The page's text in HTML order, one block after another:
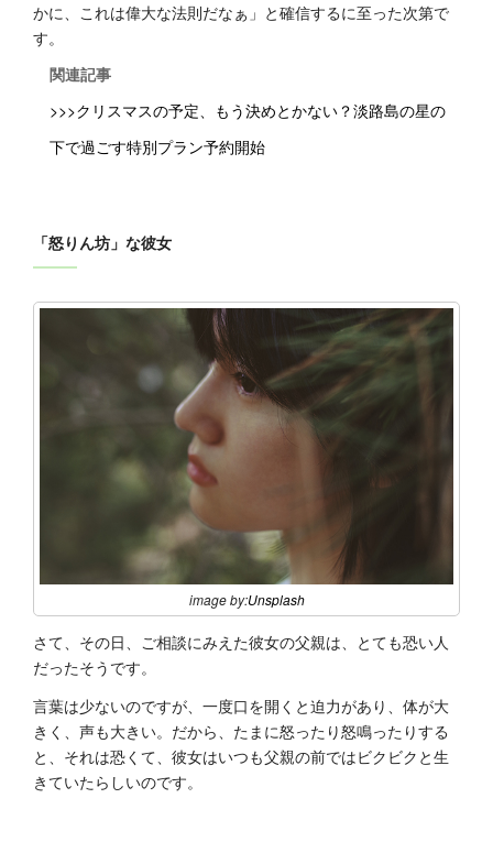
かに、これは偉大な法則だなぁ」と確信するに至った次第で
す。
関連記事
>>>クリスマスの予定、もう決めとかない？淡路島の星の
下で過ごす特別プラン予約開始
「怒りん坊」な彼女
image by:Unsplash
さて、その日、ご相談にみえた彼女の父親は、とても恐い人
だったそうです。
言葉は少ないのですが、一度口を開くと迫力があり、体が大
きく、声も大きい。だから、たまに怒ったり怒鳴ったりする
と、それは恐くて、彼女はいつも父親の前ではビクビクと生
きていたらしいのです。